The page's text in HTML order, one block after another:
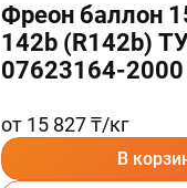
Фреон баллон
142b (R142b)
07623164-2000
от 15 827 ₸/кг
В